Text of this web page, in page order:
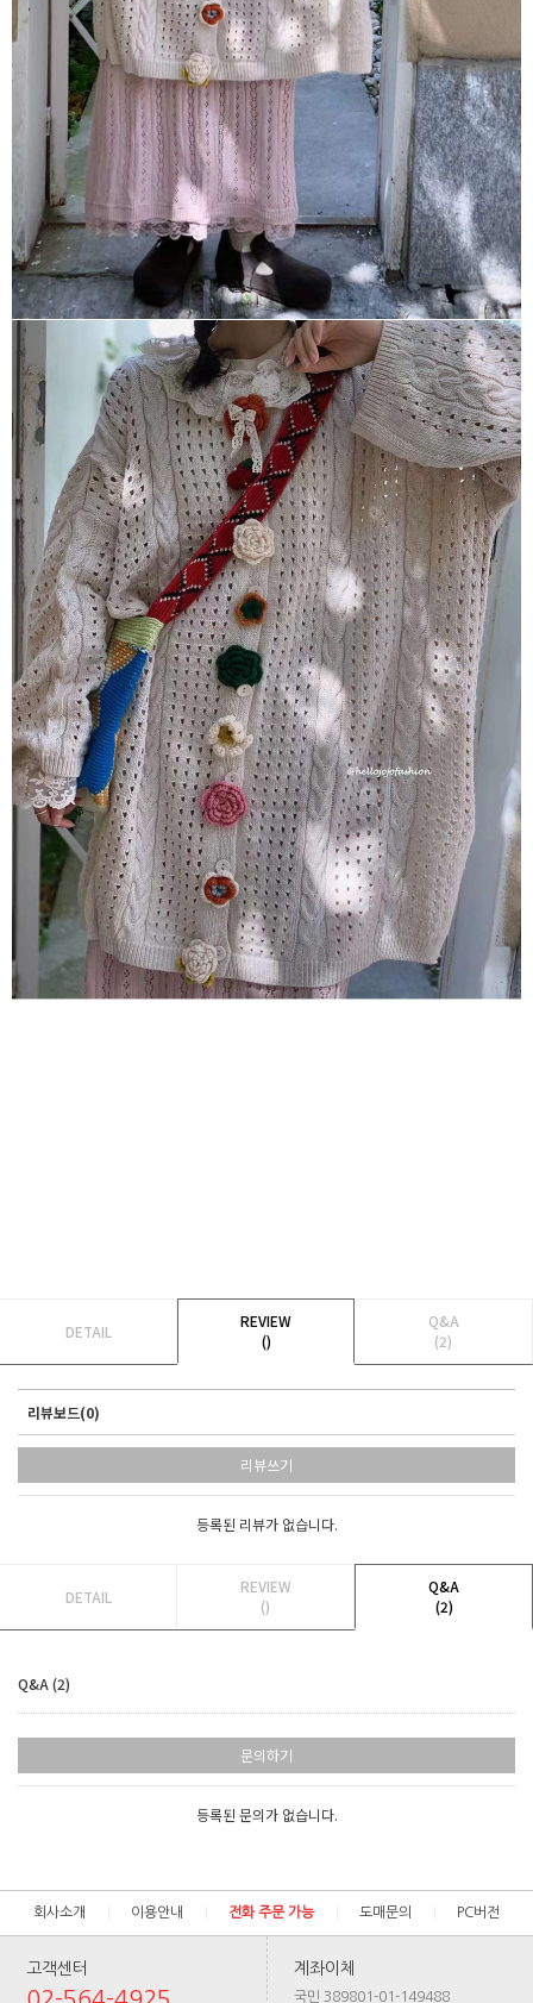
DETAIL
REVIEW
()
Q&A
(2)
리뷰보드(0)
리뷰쓰기
등록된 리뷰가 없습니다.
DETAIL
REVIEW
()
Q&A
(2)
Q&A (2)
문의하기
등록된 문의가 없습니다.
회사소개 이용안내 전화 주문 가능 도매문의 PC버전
고객센터 계좌이체
국민 389801-01-149488